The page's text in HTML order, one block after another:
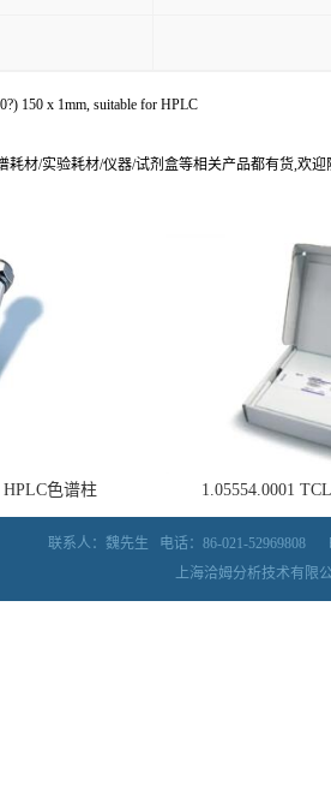
150 x 1mm, suitable for HPLC
耗材/实验耗材/仪器/试剂盒等相关产品都有货,欢
HPLC色谱柱 1.05554.0001
联系人：魏先生 电话：86-021-52969808
上海洽姆分析技术有限